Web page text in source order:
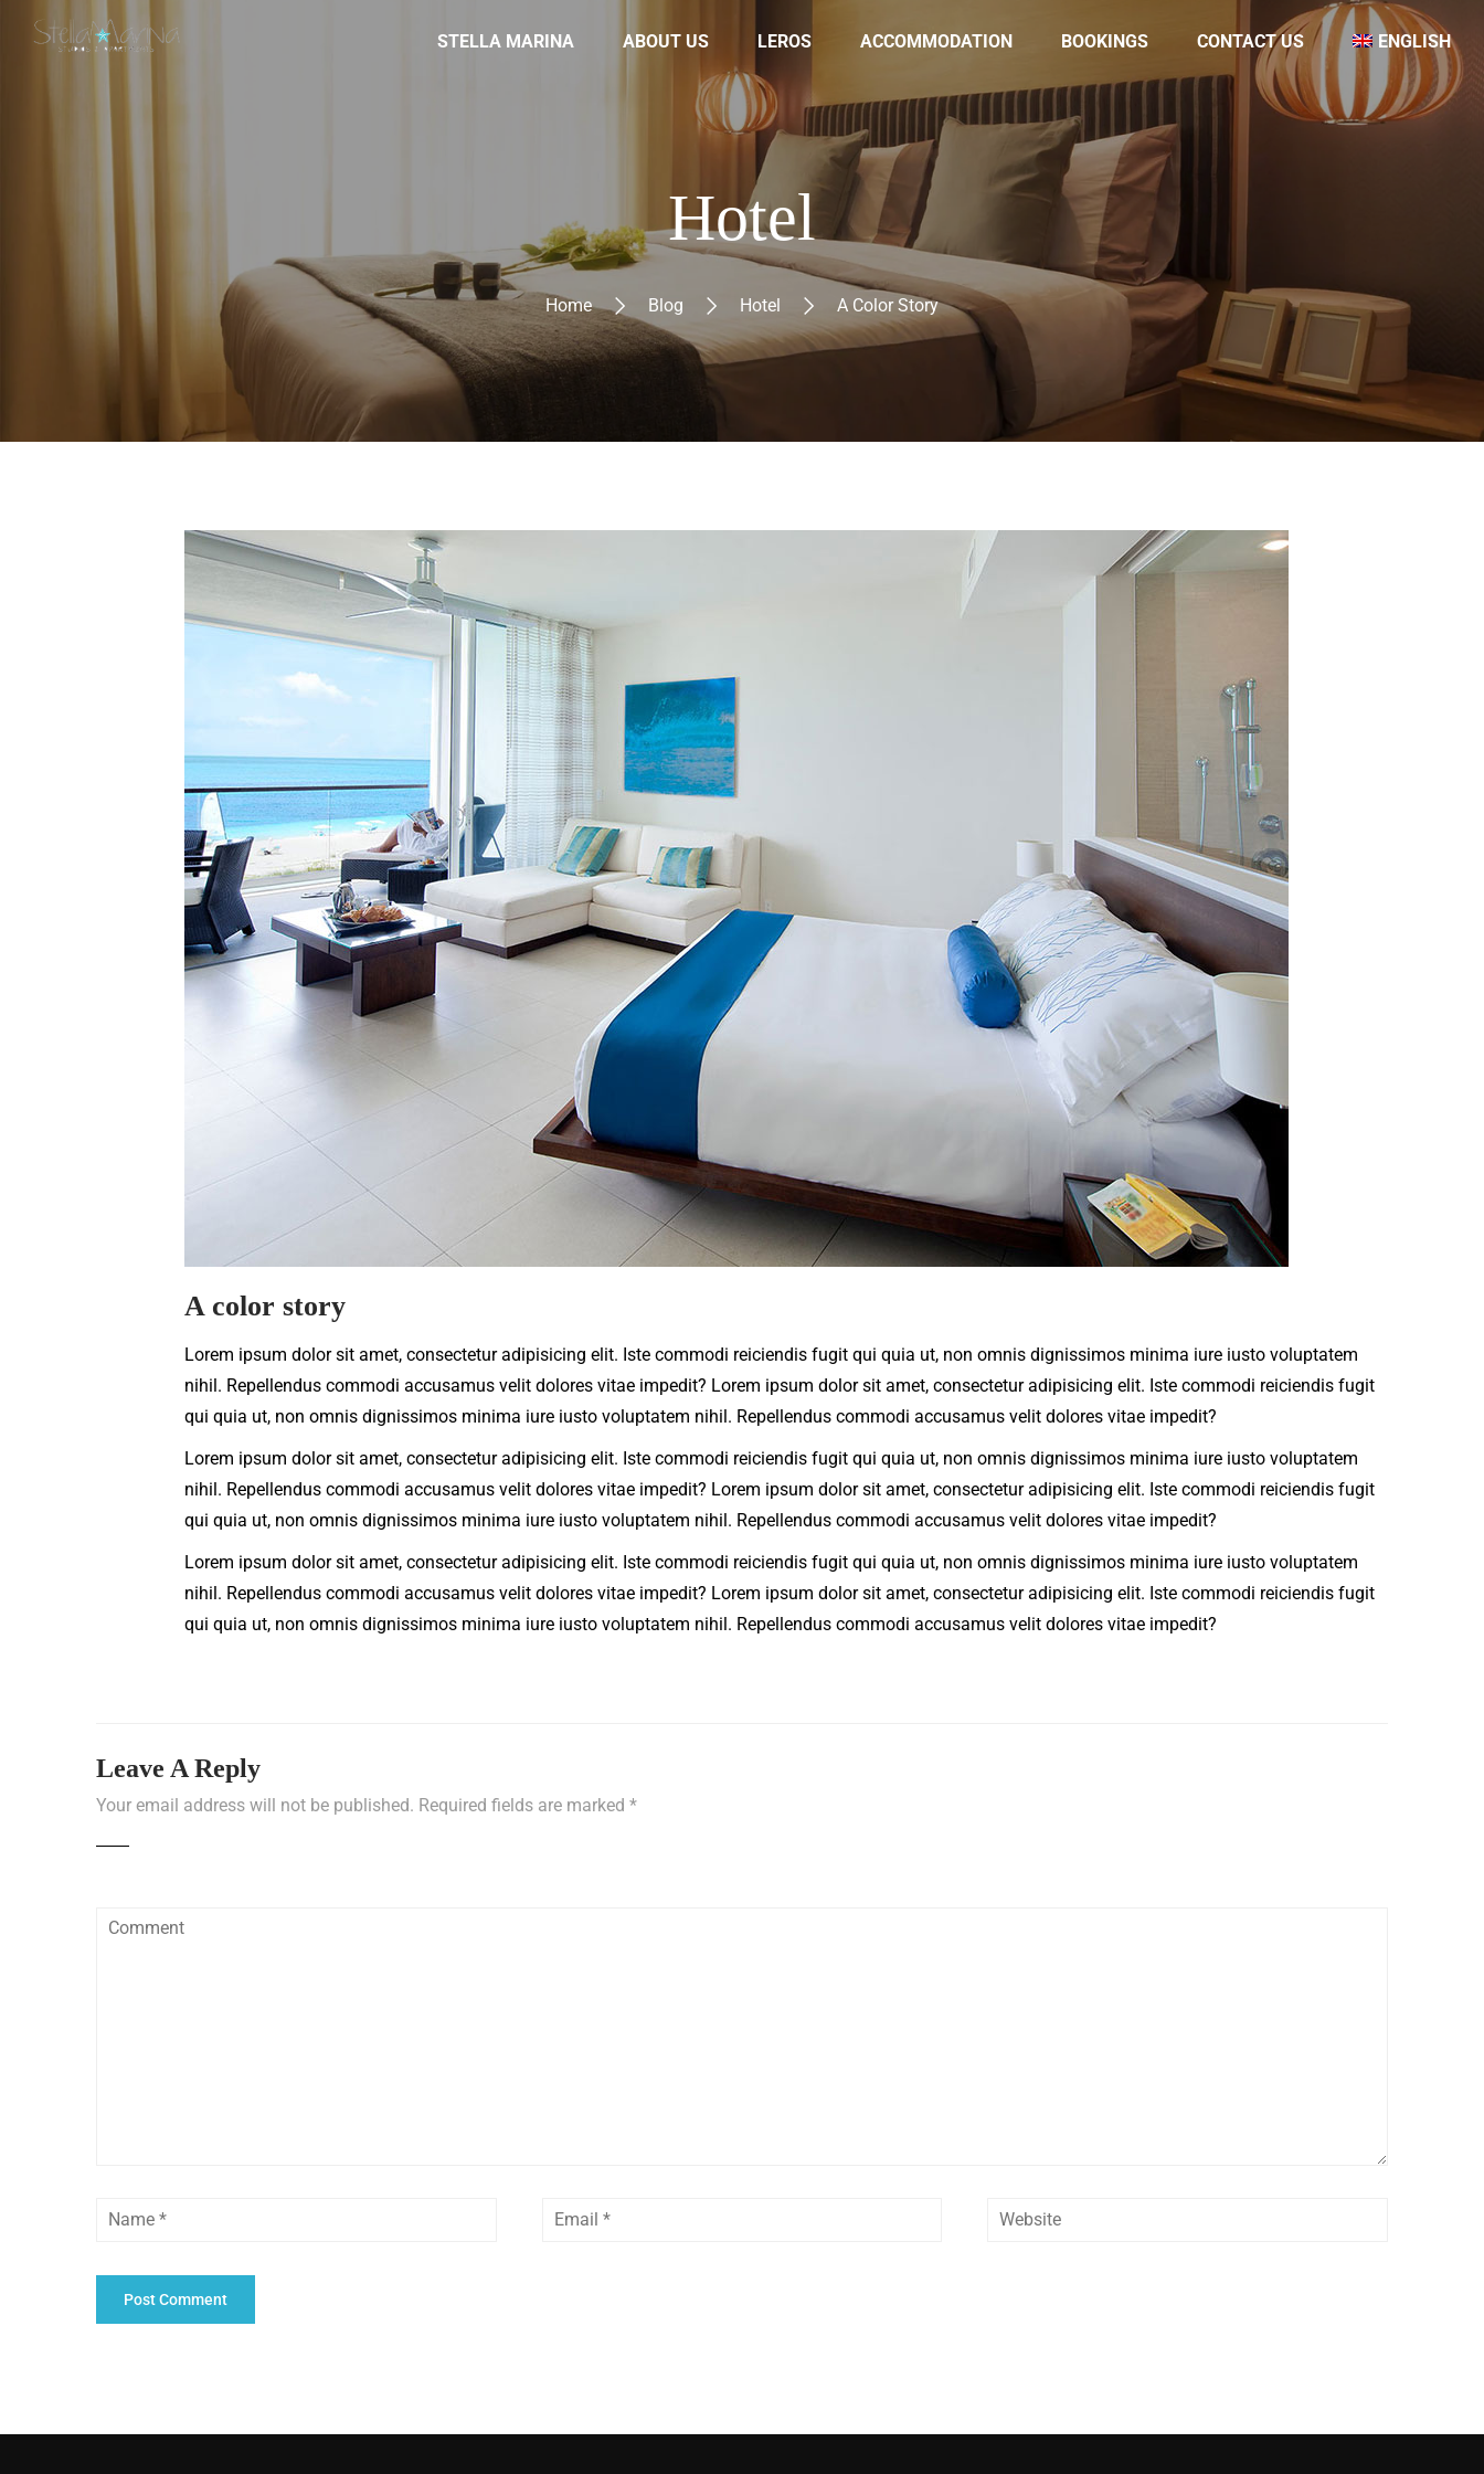
STELLA MARINA ABOUT US LEROS ACCOMMODATION BOOKINGS CONTACT US ENGLISH
Hotel
Home Blog Hotel A Color Story
A color story
Lorem ipsum dolor sit amet, consectetur adipisicing elit. Iste commodi reiciendis fugit qui quia ut, non omnis dignissimos minima iure iusto voluptatem
nihil. Repellendus commodi accusamus velit dolores vitae impedit? Lorem ipsum dolor sit amet, consectetur adipisicing elit. Iste commodi reiciendis fugit
qui quia ut, non omnis dignissimos minima iure iusto voluptatem nihil. Repellendus commodi accusamus velit dolores vitae impedit?
Lorem ipsum dolor sit amet, consectetur adipisicing elit. Iste commodi reiciendis fugit qui quia ut, non omnis dignissimos minima iure iusto voluptatem
nihil. Repellendus commodi accusamus velit dolores vitae impedit? Lorem ipsum dolor sit amet, consectetur adipisicing elit. Iste commodi reiciendis fugit
qui quia ut, non omnis dignissimos minima iure iusto voluptatem nihil. Repellendus commodi accusamus velit dolores vitae impedit?
Lorem ipsum dolor sit amet, consectetur adipisicing elit. Iste commodi reiciendis fugit qui quia ut, non omnis dignissimos minima iure iusto voluptatem
nihil. Repellendus commodi accusamus velit dolores vitae impedit? Lorem ipsum dolor sit amet, consectetur adipisicing elit. Iste commodi reiciendis fugit
qui quia ut, non omnis dignissimos minima iure iusto voluptatem nihil. Repellendus commodi accusamus velit dolores vitae impedit?
Leave A Reply
Your email address will not be published. Required fields are marked *